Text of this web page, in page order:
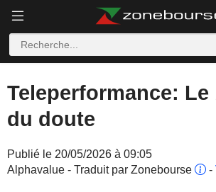
Teleperformance: Le
du doute
Publié le 20/05/2026 à 09:05
Alphavalue - Traduit par Zonebourse
-